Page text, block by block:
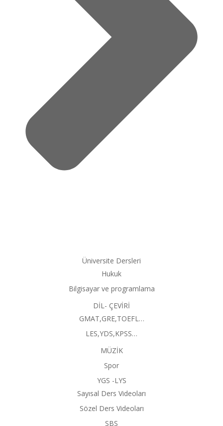
Üniversite Dersleri
Hukuk
Bilgisayar ve programlama
DİL- ÇEVİRİ
GMAT,GRE,TOEFL…
LES,YDS,KPSS…
MÜZİK
Spor
YGS -LYS
Sayısal Ders Videoları
Sözel Ders Videoları
SBS